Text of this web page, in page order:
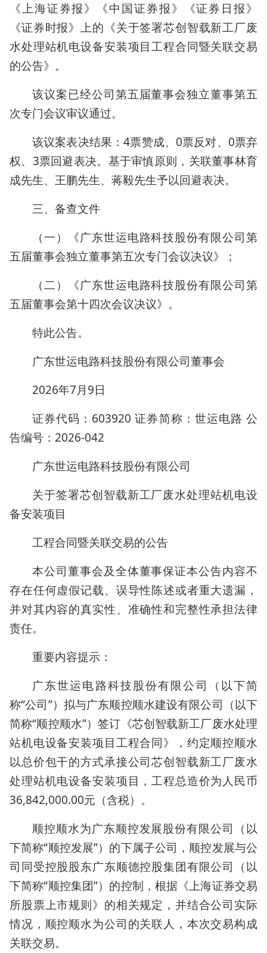
《上海证券报》《中国证券报》《证券日报》
《证券时报》上的《关于签署芯创智载新工厂废
水处理站机电设备安装项目工程合同暨关联交易
的公告》。
该议案已经公司第五届董事会独立董事第五
次专门会议审议通过。
该议案表决结果：4票赞成、0票反对、0票弃
权、3票回避表决。基于审慎原则，关联董事林育
成先生、王鹏先生、蒋毅先生予以回避表决。
三、备查文件
（一）《广东世运电路科技股份有限公司第
五届董事会独立董事第五次专门会议决议》；
（二）《广东世运电路科技股份有限公司第
五届董事会第十四次会议决议》。
特此公告。
广东世运电路科技股份有限公司董事会
2026年7月9日
证券代码：603920 证券简称：世运电路 公
告编号：2026-042
广东世运电路科技股份有限公司
关于签署芯创智载新工厂废水处理站机电设
备安装项目
工程合同暨关联交易的公告
本公司董事会及全体董事保证本公告内容不
存在任何虚假记载、误导性陈述或者重大遗漏，
并对其内容的真实性、准确性和完整性承担法律
责任。
重要内容提示：
广东世运电路科技股份有限公司（以下简
称“公司”）拟与广东顺控顺水建设有限公司（以下
简称“顺控顺水”）签订《芯创智载新工厂废水处理
站机电设备安装项目工程合同》，约定顺控顺水
以总价包干的方式承接公司芯创智载新工厂废水
处理站机电设备安装项目，工程总造价为人民币
36,842,000.00元（含税）。
顺控顺水为广东顺控发展股份有限公司（以
下简称“顺控发展”）的下属子公司，顺控发展与公
司同受控股股东广东顺德控股集团有限公司（以
下简称“顺控集团”）的控制，根据《上海证券交易
所股票上市规则》的相关规定，并结合公司实际
情况，顺控顺水为公司的关联人，本次交易构成
关联交易。